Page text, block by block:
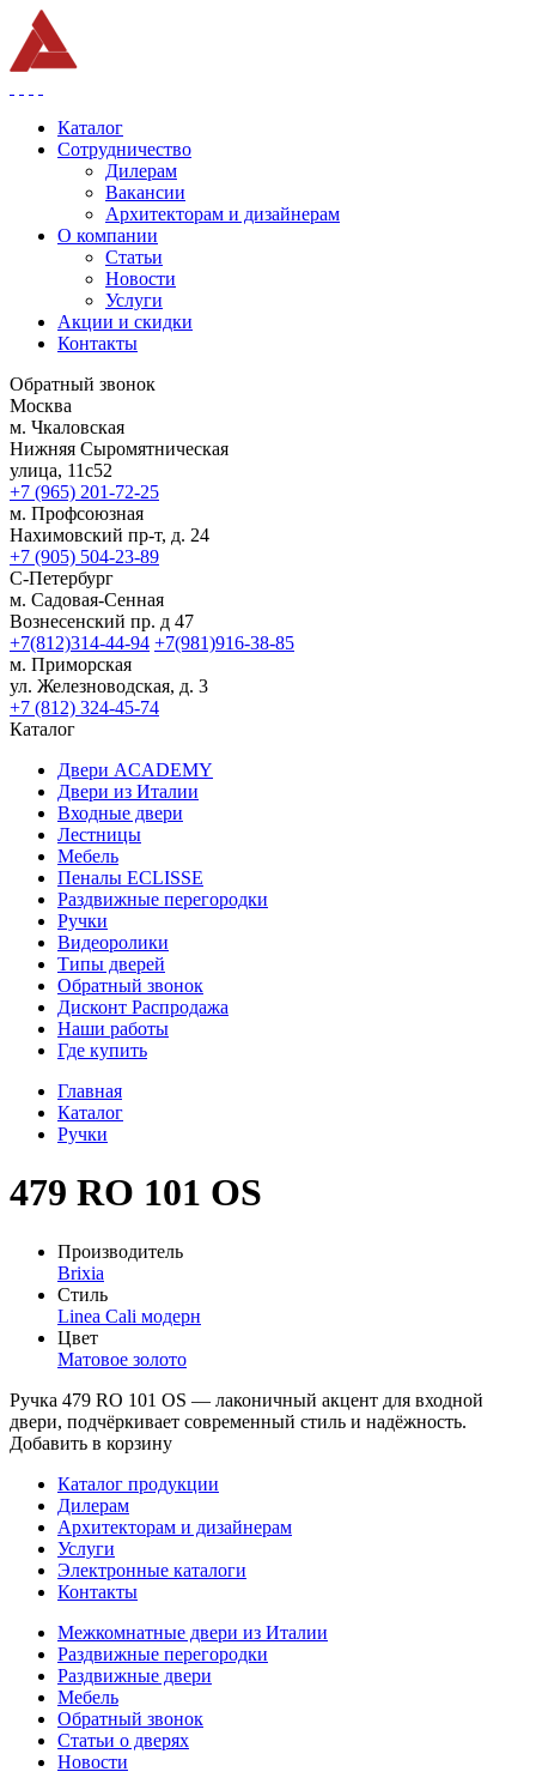
Каталог
Сотрудничество
Дилерам
Вакансии
Архитекторам и дизайнерам
О компании
Статьи
Новости
Услуги
Акции и скидки
Контакты
Обратный звонок
Москва
м. Чкаловская
Нижняя Сыромятническая
улица, 11с52
+7 (965) 201-72-25
м. Профсоюзная
Нахимовский пр-т, д. 24
+7 (905) 504-23-89
С-Петербург
м. Садовая-Сенная
Вознесенский пр. д 47
+7(812)314-44-94 +7(981)916-38-85
м. Приморская
ул. Железноводская, д. 3
+7 (812) 324-45-74
Каталог
Двери ACADEMY
Двери из Италии
Входные двери
Лестницы
Мебель
Пеналы ECLISSE
Раздвижные перегородки
Ручки
Видеоролики
Типы дверей
Обратный звонок
Дисконт Распродажа
Наши работы
Где купить
Главная
Каталог
Ручки
479 RO 101 OS
Производитель
Brixia
Стиль
Linea Cali модерн
Цвет
Матовое золото
Ручка 479 RO 101 OS — лаконичный акцент для входной
двери, подчёркивает современный стиль и надёжность.
Добавить в корзину
Каталог продукции
Дилерам
Архитекторам и дизайнерам
Услуги
Электронные каталоги
Контакты
Межкомнатные двери из Италии
Раздвижные перегородки
Раздвижные двери
Мебель
Обратный звонок
Статьи о дверях
Новости